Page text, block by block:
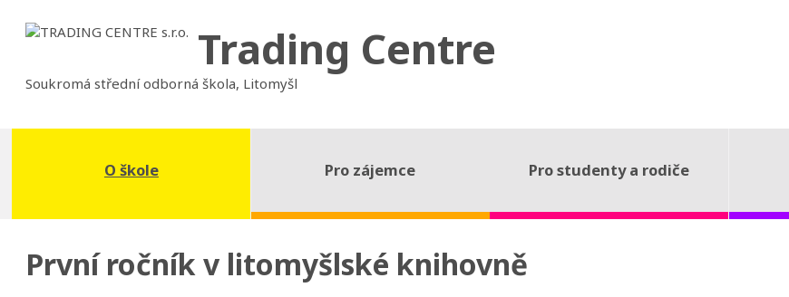
Trading Centre
Soukromá střední odborná škola, Litomyšl
O škole Pro zájemce Pro studenty a rodiče
První ročník v litomyšlské knihovně